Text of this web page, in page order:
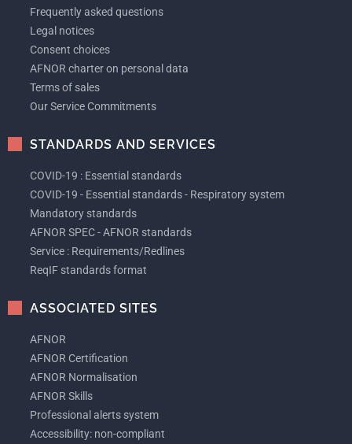
Frequently asked questions
Legal notices
Consent choices
AFNOR charter on personal data
Terms of sales
Our Service Commitments
STANDARDS AND SERVICES
COVID-19 : Essential standards
COVID-19 - Essential standards - Respiratory system
Mandatory standards
AFNOR SPEC - AFNOR standards
Service : Requirements/Redlines
ReqIF standards format
ASSOCIATED SITES
AFNOR
AFNOR Certification
AFNOR Normalisation
AFNOR Skills
Professional alerts system
Accessibility: non-compliant